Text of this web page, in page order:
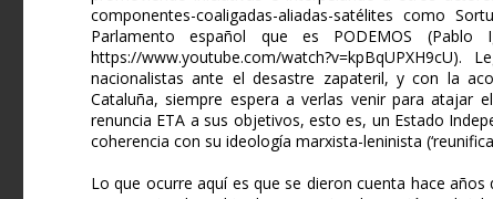
componentes-coaligadas-aliadas-satélites como
Parlamento español que es PODEMOS
https://www.youtube.com/
nacionalistas ante el desastre zapateril, y con la
Cataluña, siempre espera a verlas venir para atajar
renuncia ETA a sus objetivos, esto es, un Estado
coherencia con su ideología marxista-leninista
Lo que ocurre aquí es que se dieron cuenta hace